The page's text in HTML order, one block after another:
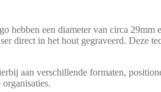
hebben een diameter van circa
direct in het hout gegraveerd. Deze
aan verschillende formaten,